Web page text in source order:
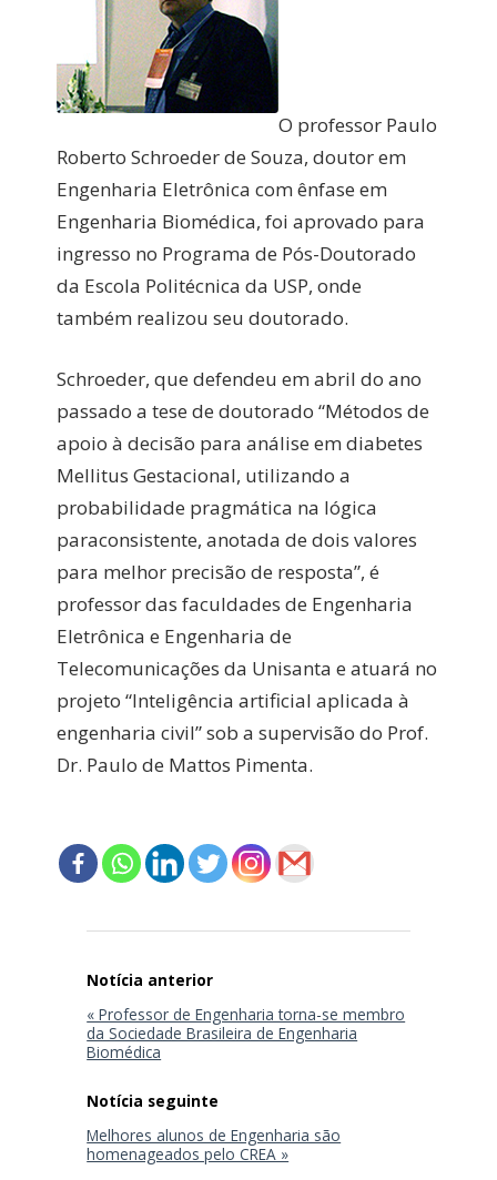
O professor Paulo
Roberto Schroeder de Souza, doutor em
Engenharia Eletrônica com ênfase em
Engenharia Biomédica, foi aprovado para
ingresso no Programa de Pós-Doutorado
da Escola Politécnica da USP, onde
também realizou seu doutorado.
Schroeder, que defendeu em abril do ano
passado a tese de doutorado “Métodos de
apoio à decisão para análise em diabetes
Mellitus Gestacional, utilizando a
probabilidade pragmática na lógica
paraconsistente, anotada de dois valores
para melhor precisão de resposta”, é
professor das faculdades de Engenharia
Eletrônica e Engenharia de
Telecomunicações da Unisanta e atuará no
projeto “Inteligência artificial aplicada à
engenharia civil” sob a supervisão do Prof.
Dr. Paulo de Mattos Pimenta.
de
Post
« Professor de Engenharia torna-se membro
da Sociedade Brasileira de Engenharia
Biomédica
Melhores alunos de Engenharia são
homenageados pelo CREA »